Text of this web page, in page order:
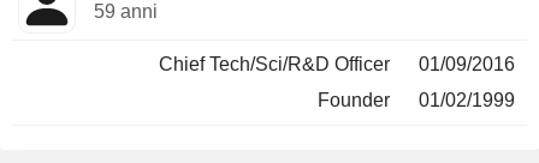
59 anni
Chief Tech/Sci/R&D Officer
01/09/2016
Founder
01/02/1999